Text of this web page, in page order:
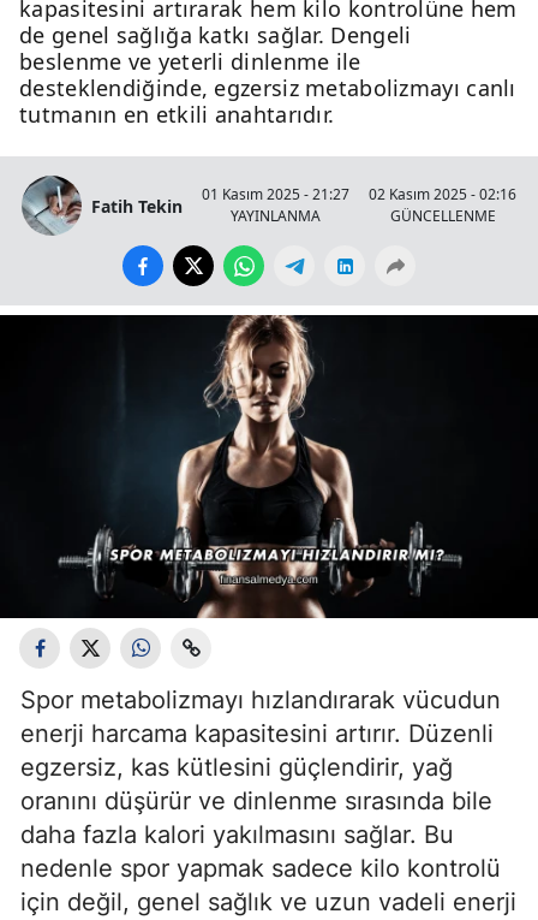
kapasitesini artırarak hem kilo kontrolüne hem
de genel sağlığa katkı sağlar. Dengeli
beslenme ve yeterli dinlenme ile
desteklendiğinde, egzersiz metabolizmayı canlı
tutmanın en etkili anahtarıdır.
Fatih Tekin
01 Kasım 2025 - 21:27
YAYINLANMA
02 Kasım 2025 - 02:16
GÜNCELLENME
Spor metabolizmayı hızlandırarak vücudun
enerji harcama kapasitesini artırır. Düzenli
egzersiz, kas kütlesini güçlendirir, yağ
oranını düşürür ve dinlenme sırasında bile
daha fazla kalori yakılmasını sağlar. Bu
nedenle spor yapmak sadece kilo kontrolü
için değil, genel sağlık ve uzun vadeli enerji